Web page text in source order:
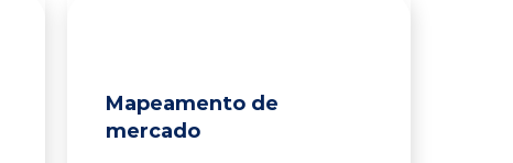
Mapeamento de
mercado